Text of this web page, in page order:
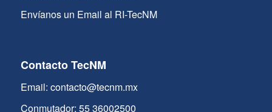
Envíanos un Email al RI-TecNM
Contacto TecNM
Email: contacto@tecnm.mx
Conmutador: 55 36002500